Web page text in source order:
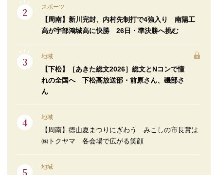
スポーツ
【周南】新川完封、内村先制打で4強入り 南陽工
高が宇部鴻城高に快勝 26日・準決勝へ挑む
地域
【下松】［あきた総文2026］総文とNコンで憧
れの全国へ 下松高放送部・前原さん、磯部さ
ん
地域
【周南】徳山夏まつりにぎわう みこしの市長賞は
㈱トクヤマ 各会場で広がる笑顔
地域